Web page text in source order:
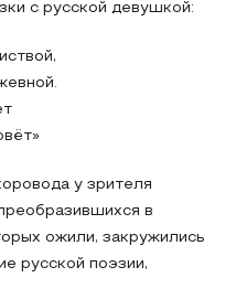
с русской девушкой:
у зрителя
в
ожили, закружились
русской поэзии,